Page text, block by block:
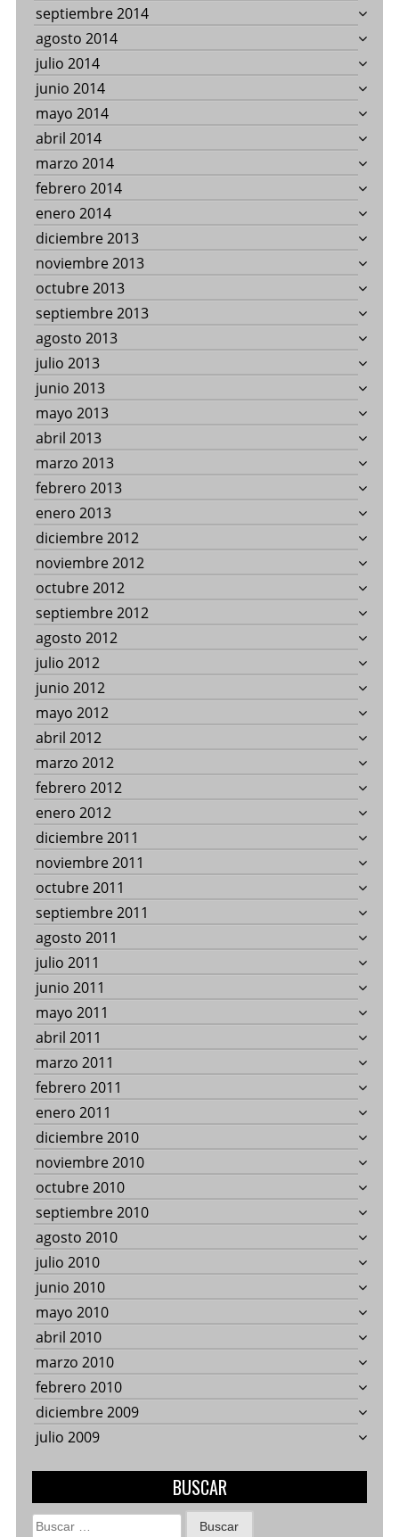
septiembre 2014
agosto 2014
julio 2014
junio 2014
mayo 2014
abril 2014
marzo 2014
febrero 2014
enero 2014
diciembre 2013
noviembre 2013
octubre 2013
septiembre 2013
agosto 2013
julio 2013
junio 2013
mayo 2013
abril 2013
marzo 2013
febrero 2013
enero 2013
diciembre 2012
noviembre 2012
octubre 2012
septiembre 2012
agosto 2012
julio 2012
junio 2012
mayo 2012
abril 2012
marzo 2012
febrero 2012
enero 2012
diciembre 2011
noviembre 2011
octubre 2011
septiembre 2011
agosto 2011
julio 2011
junio 2011
mayo 2011
abril 2011
marzo 2011
febrero 2011
enero 2011
diciembre 2010
noviembre 2010
octubre 2010
septiembre 2010
agosto 2010
julio 2010
junio 2010
mayo 2010
abril 2010
marzo 2010
febrero 2010
diciembre 2009
julio 2009
BUSCAR
Buscar: